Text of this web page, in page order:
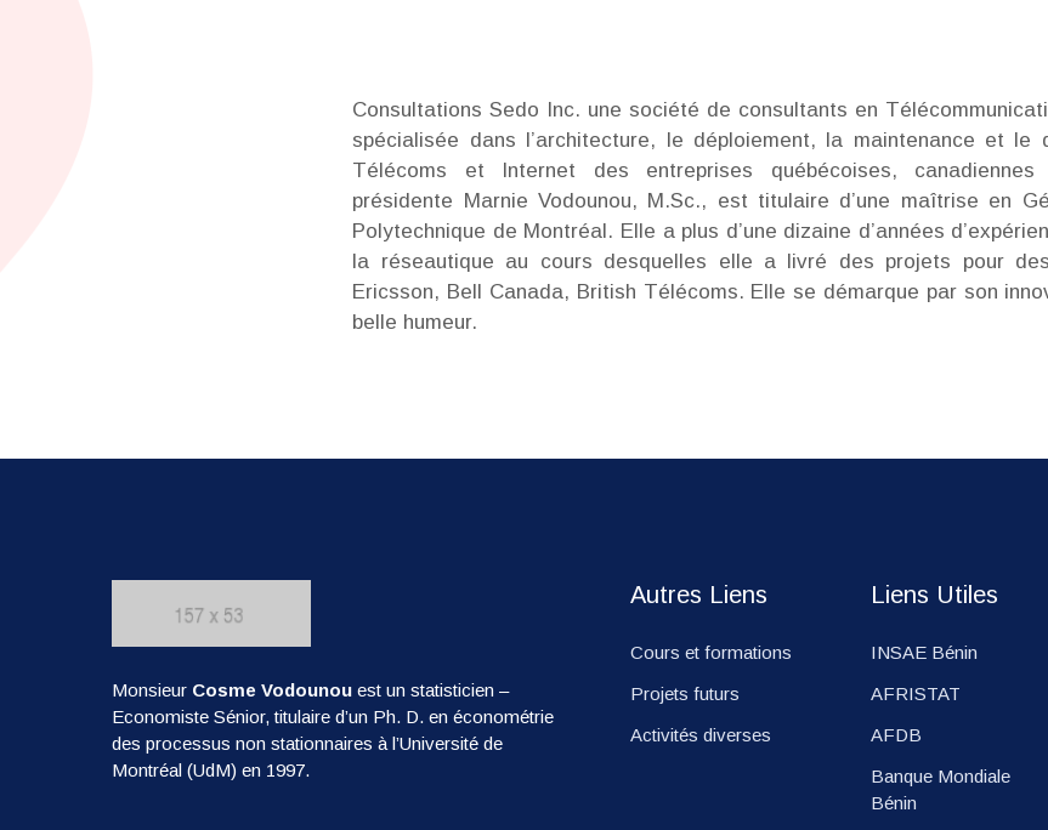
Consultations Sedo Inc. une société de consultants en
spécialisée dans l’architecture, le déploiement, la maintenance et le
Télécoms et Internet des entreprises québécoises,
présidente Marnie Vodounou, M.Sc., est titulaire d’une maîtrise en
Polytechnique de Montréal. Elle a plus d’une dizaine d’années
la réseautique au cours desquelles elle a livré des projets pour
Ericsson, Bell Canada, British Télécoms. Elle se démarque par son
belle humeur.
Monsieur Cosme Vodounou est un statisticien –
Economiste Sénior, titulaire d’un Ph. D. en économétrie
des processus non stationnaires à l’Université de
Montréal (UdM) en 1997.
Autres Liens
Cours et formations
Projets futurs
Activités diverses
Liens Utiles
INSAE Bénin
AFRISTAT
AFDB
Banque Mondiale
Bénin